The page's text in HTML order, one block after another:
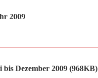
2009
Dezember 2009 (968KB)